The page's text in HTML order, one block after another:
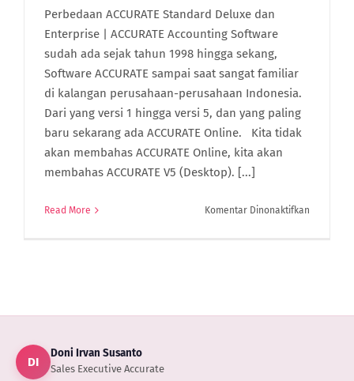
Perbedaan ACCURATE Standard Deluxe dan
Enterprise | ACCURATE Accounting Software
sudah ada sejak tahun 1998 hingga sekang,
Software ACCURATE sampai saat sangat familiar
di kalangan perusahaan-perusahaan Indonesia.
Dari yang versi 1 hingga versi 5, dan yang paling
baru sekarang ada ACCURATE Online. Kita tidak
akan membahas ACCURATE Online, kita akan
membahas ACCURATE V5 (Desktop). [...]
Read More Komentar Dinonaktifkan
DI
Doni Irvan Susanto
Sales Executive Accurate